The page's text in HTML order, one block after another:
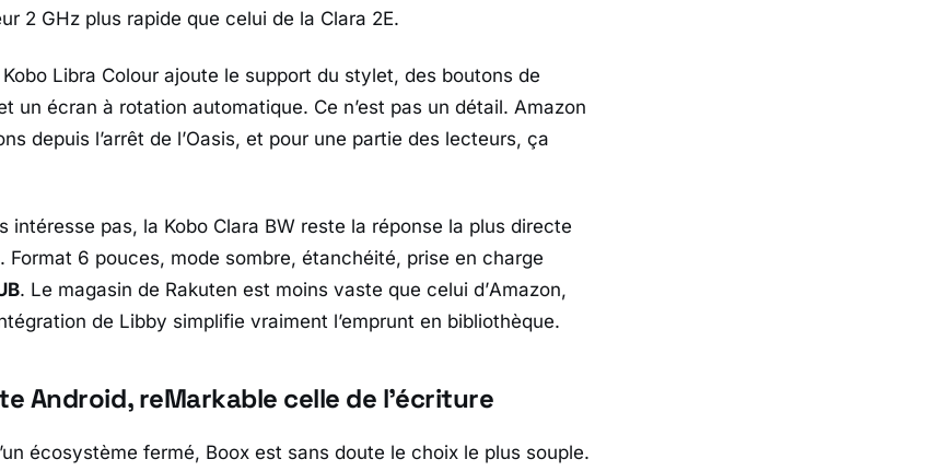
2 GHz plus rapide que celui de la Clara 2E.
Kobo Libra Colour ajoute le support du stylet, des boutons de
un écran à rotation automatique. Ce n’est pas un détail. Amazon
depuis l’arrêt de l’Oasis, et pour une partie des lecteurs, ça
intéresse pas, la Kobo Clara BW reste la réponse la plus directe
Format 6 pouces, mode sombre, étanchéité, prise en charge
. Le magasin de Rakuten est moins vaste que celui d’Amazon,
de Libby simplifie vraiment l’emprunt en bibliothèque.
Android, reMarkable celle de l’écriture
écosystème fermé, Boox est sans doute le choix le plus souple.